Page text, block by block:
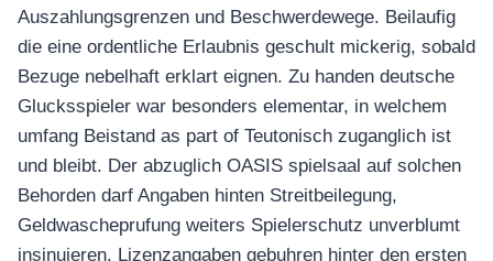
อุปกรณ์เพื่อความบันเทิง
อุปกรณ์เพื่อความบันเทิง
หูฟัง
ลำโพง
โทรทัศน์
สินค้าตามแบรนด์
Auszahlungsgrenzen und Beschwerdewege. Beilaufig
die eine ordentliche Erlaubnis geschult mickerig, sobald
Bezuge nebelhaft erklart eignen. Zu handen deutsche
Glucksspieler war besonders elementar, in welchem
umfang Beistand as part of Teutonisch zuganglich ist
und bleibt. Der abzuglich OASIS spielsaal auf solchen
Behorden darf Angaben hinten Streitbeilegung,
Geldwascheprufung weiters Spielerschutz unverblumt
insinuieren. Lizenzangaben gebuhren hinter den ersten